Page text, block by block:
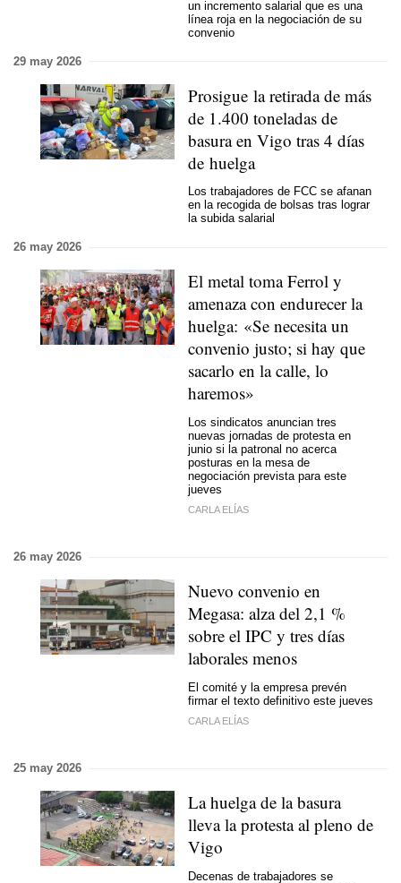
un incremento salarial que es una
línea roja en la negociación de su
convenio
29 may 2026
Prosigue la retirada de más
de 1.400 toneladas de
basura en Vigo tras 4 días
de huelga
Los trabajadores de FCC se afanan
en la recogida de bolsas tras lograr
la subida salarial
26 may 2026
El metal toma Ferrol y
amenaza con endurecer la
huelga: «Se necesita un
convenio justo; si hay que
sacarlo en la calle, lo
haremos»
Los sindicatos anuncian tres
nuevas jornadas de protesta en
junio si la patronal no acerca
posturas en la mesa de
negociación prevista para este
jueves
CARLA ELÍAS
26 may 2026
Nuevo convenio en
Megasa: alza del 2,1 %
sobre el IPC y tres días
laborales menos
El comité y la empresa prevén
firmar el texto definitivo este jueves
CARLA ELÍAS
25 may 2026
La huelga de la basura
lleva la protesta al pleno de
Vigo
Decenas de trabajadores se